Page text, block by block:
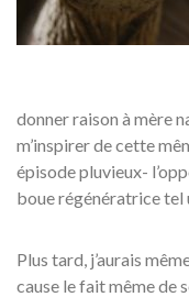
donner raison à mère
m’inspirer de cette
épisode pluvieux-
boue régénératrice tel
Plus tard, j’aurais
cause le fait même de